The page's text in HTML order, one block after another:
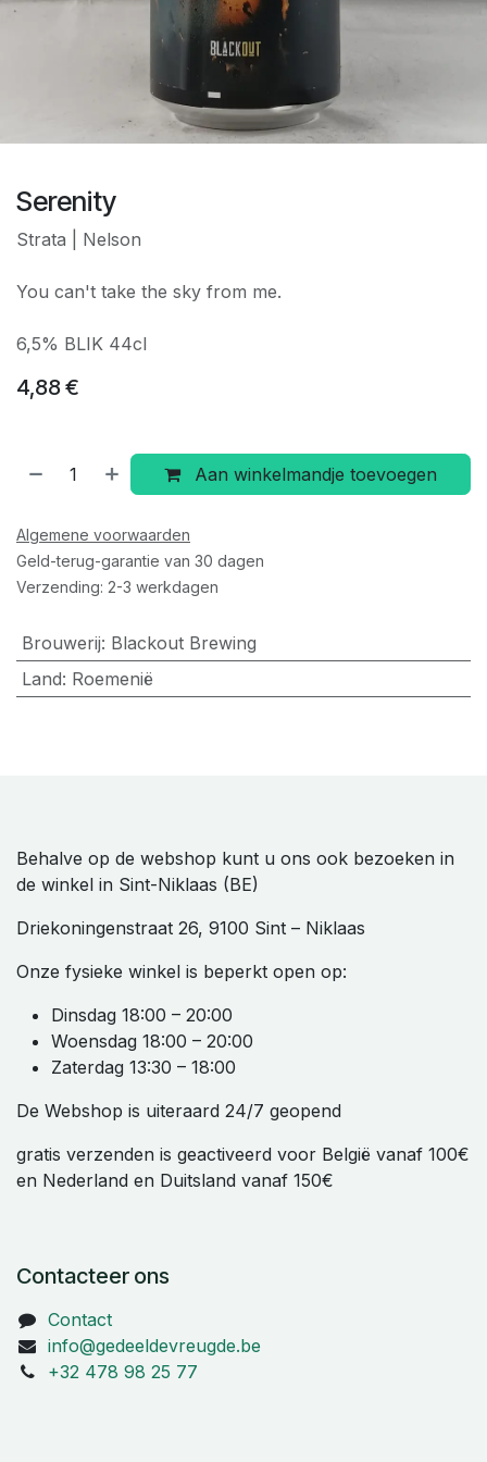
Serenity
Strata | Nelson
You can't take the sky from me.
6,5% BLIK 44cl
4,88€
Aan winkelmandje toevoegen
Algemene voorwaarden
Geld-terug-garantie van 30 dagen
Verzending: 2-3 werkdagen
Brouwerij: Blackout Brewing
Land: Roemenië
Behalve op de webshop kunt u ons ook bezoeken in
de winkel in Sint-Niklaas (BE)
Driekoningenstraat 26, 9100 Sint – Niklaas
Onze fysieke winkel is beperkt open op:
Dinsdag 18:00 – 20:00
Woensdag 18:00 – 20:00
Zaterdag 13:30 – 18:00
De Webshop is uiteraard 24/7 geopend
gratis verzenden is geactiveerd voor België vanaf 100€
en Nederland en Duitsland vanaf 150€
Contacteer ons
Contact
info@gedeeldevreugde.be
+32 478 98 25 77